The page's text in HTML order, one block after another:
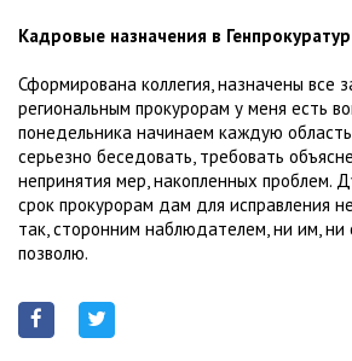
Кадровые назначения в
Сформирована коллегия, назначены все
региональным прокурорам у меня есть
понедельника начинаем каждую
серьезно беседовать, требовать
непринятия мер, накопленных проблем.
срок прокурорам дам для исправления
так, сторонним наблюдателем, ни им, ни
позволю.